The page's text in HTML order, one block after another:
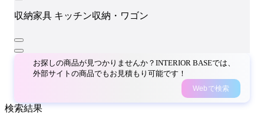
収納家具 キッチン収納・ワゴン
お探しの商品が見つかりませんか？INTERIOR BASEでは、
外部サイトの商品でもお見積もり可能です！
Webで検索
検索結果